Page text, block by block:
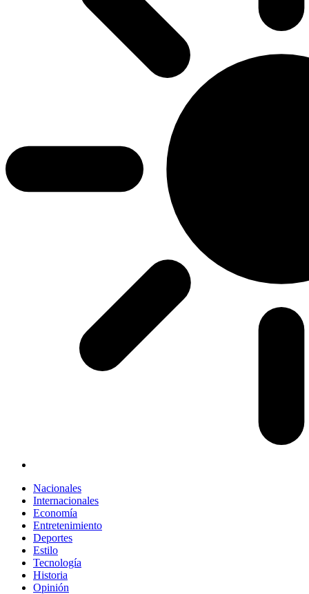
Nacionales
Internacionales
Economía
Entretenimiento
Deportes
Estilo
Tecnología
Historia
Opinión